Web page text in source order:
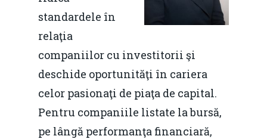
standardele în
relaţia
companiilor cu investitorii şi
deschide oportunităţi în cariera
celor pasionaţi de piaţa de capital.
Pentru companiile listate la bursă,
pe lângă performanţa financiară,